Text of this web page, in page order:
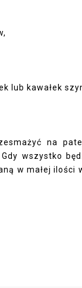
lub kawałek
na
wszystko
w małej ilości